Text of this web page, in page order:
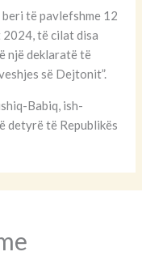
të pavlefshme 12
të cilat disa
një deklaratë të
së Dejtonit”.
Babiq, ish-
detyrë të Republikës